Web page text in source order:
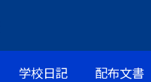
学校日記 配布文書